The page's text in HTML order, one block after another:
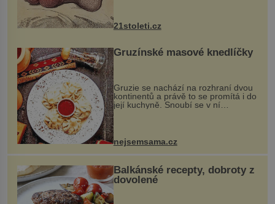
nohou, a způsobuje bole...
21stoleti.cz
Gruzínské masové knedlíčky
Gruzie se nachází na rozhraní dvou
kontinentů a právě to se promítá i do
její kuchyně. Snoubí se v ní
evropské a asijské chutě a díky tomu
pokrmy, které rozhodně st...
nejsemsama.cz
Balkánské recepty, dobroty z
dovolené